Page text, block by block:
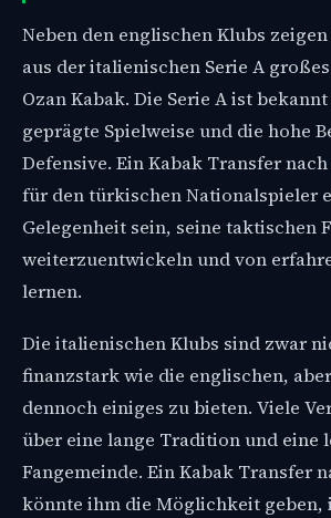
Neben den englischen Klubs
aus der italienischen Serie A
Ozan Kabak. Die Serie A ist
geprägte Spielweise und die hohe
Defensive. Ein Kabak Transfer
für den türkischen Nationalspieler
Gelegenheit sein, seine taktischen
weiterzuentwickeln und von
lernen.
Die italienischen Klubs sind zwar
finanzstark wie die englischen,
dennoch einiges zu bieten. Viele
über eine lange Tradition und eine
Fangemeinde. Ein Kabak Transfer
könnte ihm die Möglichkeit geben,